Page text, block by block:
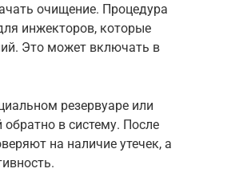
очищение. Процедура
инжекторов, которые
Это может включать в
резервуаре или
в систему. После
на наличие утечек, а